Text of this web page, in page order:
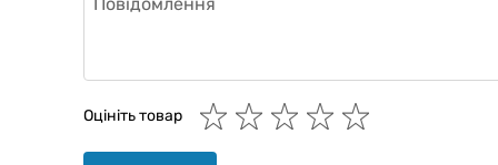
Оцініть товар
GAZIKAI
Привіт! 👋 Я Gazik AI — допоможу